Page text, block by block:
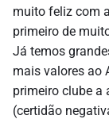
muito feliz com
primeiro de
Já temos
mais valores ao
primeiro clube a
(certidão